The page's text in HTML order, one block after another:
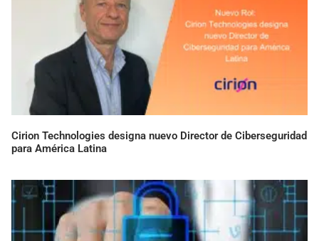
Cirion Technologies designa nuevo Director de Ciberseguridad
para América Latina